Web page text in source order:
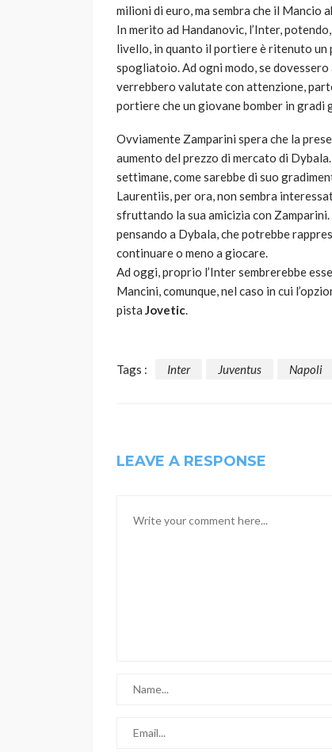
milioni di euro, ma sembra che il Mancio
In merito ad Handanovic, l’Inter,
livello, in quanto il portiere è ritenuto un
spogliatoio. Ad ogni modo, se
verrebbero valutate con attenzione,
portiere che un giovane bomber in
Ovviamente Zamparini spera che la
aumento del prezzo di mercato di
settimane, come sarebbe di suo
Laurentiis, per ora, non sembra
sfruttando la sua amicizia con Zamparini.
pensando a Dybala, che potrebbe
continuare o meno a giocare.
Ad oggi, proprio l’Inter sembrerebbe
Mancini, comunque, nel caso in cui
pista Jovetic.
Tags : Inter Juventus Napoli
LEAVE A RESPONSE